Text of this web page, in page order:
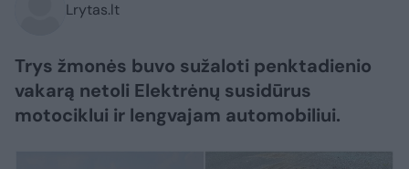
Lrytas.lt
Trys žmonės buvo sužaloti penktadienio
vakarą netoli Elektrėnų susidūrus
motociklui ir lengvajam automobiliui.